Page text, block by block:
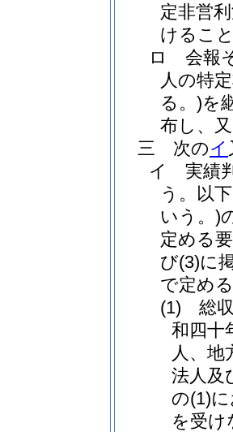
定非営
けるこ
ロ
会報
人の特
る。)を
布し、
三
次のイ
イ
実績
う。以
いう。)
定める
び(3)に
で定め
(1)
総
和四十
人、地
法人及
の(1)
を受け